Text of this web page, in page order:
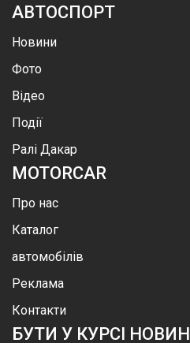
АВТОСПОРТ
Новини
Фото
Відео
Події
Ралі Дакар
MOTORCAR
Про нас
Каталог
автомобілів
Реклама
Контакти
БУТИ У КУРСІ НОВИН